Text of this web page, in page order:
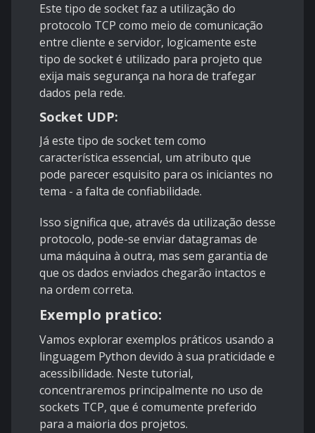
Este tipo de socket faz a utilização do
protocolo TCP como meio de comunicação
entre cliente e servidor, logicamente este
tipo de socket é utilizado para projeto que
exija mais segurança na hora de trafegar
dados pela rede.
Socket UDP:
Já este tipo de socket tem como
característica essencial, um atributo que
pode parecer esquisito para os iniciantes no
tema - a falta de confiabilidade.
Isso significa que, através da utilização desse
protocolo, pode-se enviar datagramas de
uma máquina à outra, mas sem garantia de
que os dados enviados chegarão intactos e
na ordem correta.
Exemplo pratico:
Vamos explorar exemplos práticos usando a
linguagem Python devido à sua praticidade e
acessibilidade. Neste tutorial,
concentraremos principalmente no uso de
sockets TCP, que é comumente preferido
para a maioria dos projetos.